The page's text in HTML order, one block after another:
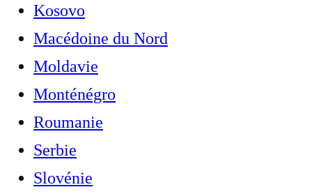
Kosovo
Macédoine du Nord
Moldavie
Monténégro
Roumanie
Serbie
Slovénie